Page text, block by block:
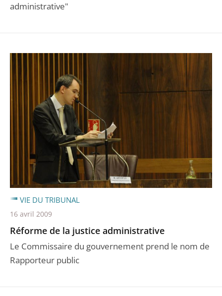
administrative"
Réforme de la justice administrative
Le Commissaire du gouvernement prend le nom de
Rapporteur public
VIE DU TRIBUNAL
16 avril 2009